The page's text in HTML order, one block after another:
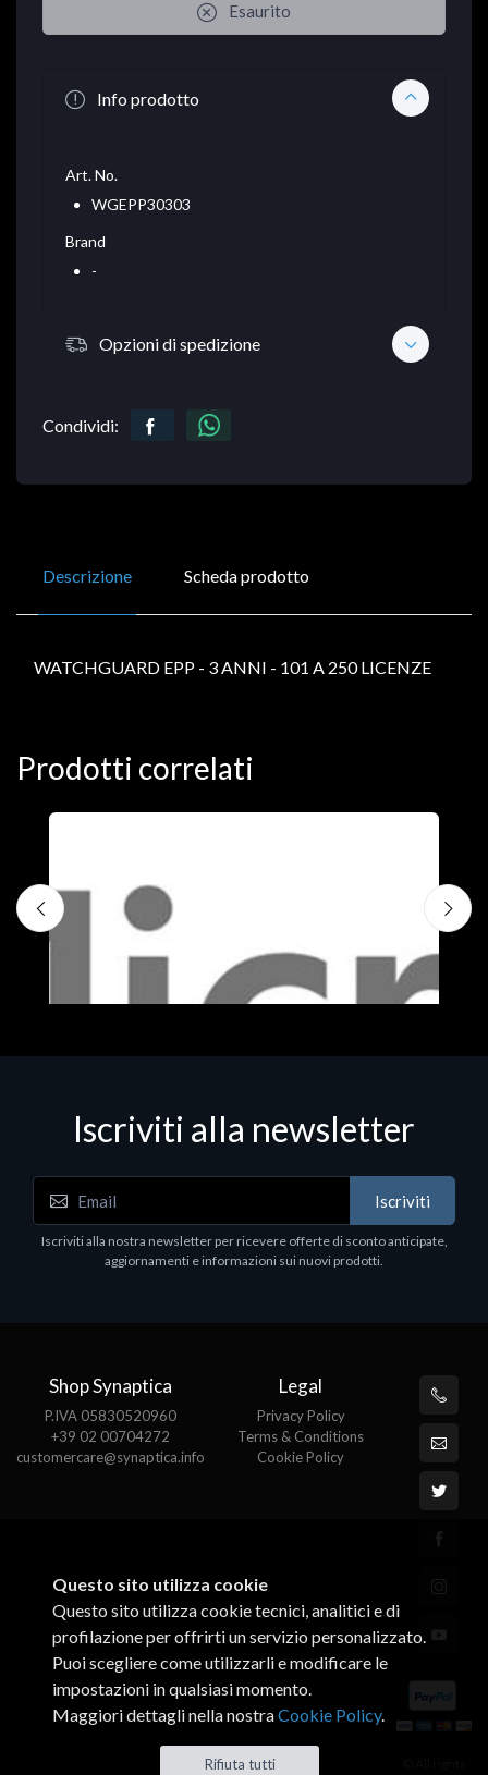
Esaurito
Info prodotto
Art. No.
WGEPP30303
Brand
-
Opzioni di spedizione
Condividi:
Descrizione Scheda prodotto
WATCHGUARD EPP - 3 ANNI - 101 A 250 LICENZE
Prodotti correlati
Software - Office Productivity
MS OFFICE H&S 2021 ESD
Iscriviti alla newsletter
Iscriviti
Iscriviti alla nostra newsletter per ricevere offerte di sconto anticipate,
aggiornamenti e informazioni sui nuovi prodotti.
Shop Synaptica
P.IVA 05830520960
+39 02 00704272
customercare@synaptica.info
Legal
Privacy Policy
Terms & Conditions
Cookie Policy
Questo sito utilizza cookie
Questo sito utilizza cookie tecnici, analitici e di
profilazione per offrirti un servizio personalizzato.
Puoi scegliere come utilizzarli e modificare le
impostazioni in qualsiasi momento.
Maggiori dettagli nella nostraCookie Policy.
Rifiuta tutti